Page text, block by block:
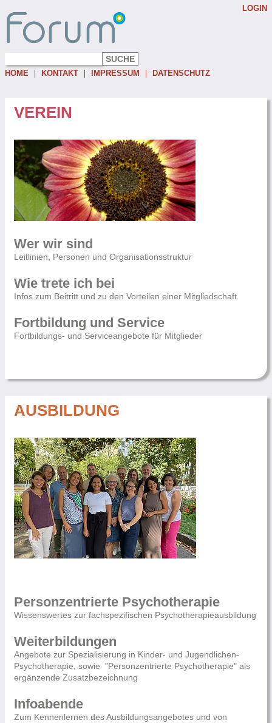
HOME KONTAKT IMPRESSUM DATENSCHUTZ
LOGIN
Password:
VEREIN
Wer wir sind
Leitlinien, Personen und Organisationsstruktur
Wie trete ich bei
Infos zum Beitritt und zu den Vorteilen einer Mitgliedschaft
Fortbildung und Service
Fortbildungs- und Serviceangebote für Mitglieder
AUSBILDUNG
Personzentrierte Psychotherapie
Wissenswertes zur fachspezifischen Psychotherapieausbildung
Weiterbildungen
Angebote zur Spezialisierung in Kinder- und Jugendlichen-
Psychotherapie, sowie "Personzentrierte Psychotherapie" als
ergänzende Zusatzbezeichnung
Infoabende
Zum Kennenlernen des Ausbildungsangebotes und von